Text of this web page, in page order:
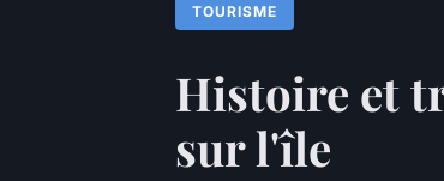
TOURISME
Histoire et
sur l'île